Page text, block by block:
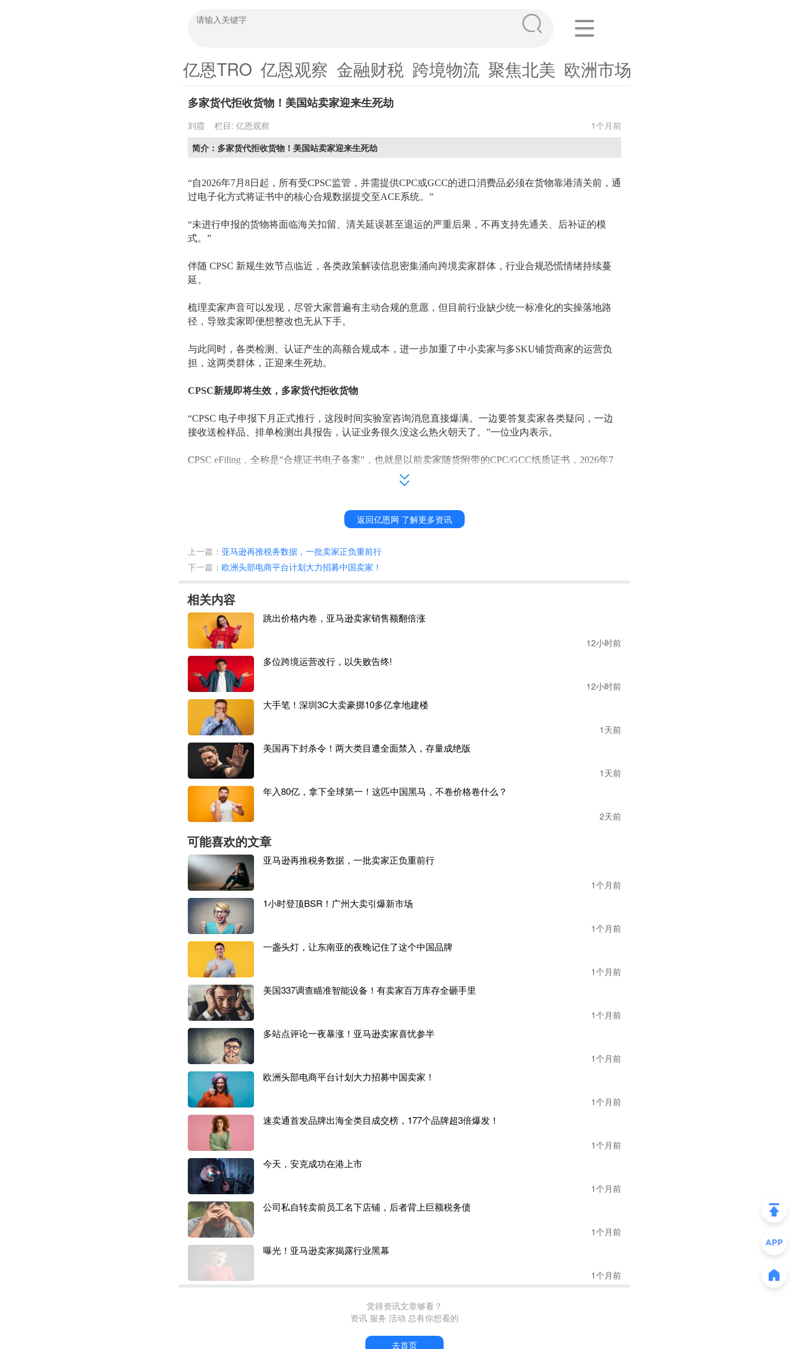
亿恩TRO 亿恩观察 金融财税 跨境物流 聚焦北美 欧洲市场
多家货代拒收货物！美国站卖家迎来生死劫
刘霞 栏目: 亿恩观察
1个月前
简介：多家货代拒收货物！美国站卖家迎来生死劫
“自2026年7月8日起，所有受CPSC监管，并需提供CPC或GCC的进口消费品必须在货物靠港清关前，通
过电子化方式将证书中的核心合规数据提交至ACE系统。”
“未进行申报的货物将面临海关扣留、清关延误甚至退运的严重后果，不再支持先通关、后补证的模
式。”
伴随 CPSC 新规生效节点临近，各类政策解读信息密集涌向跨境卖家群体，行业合规恐慌情绪持续蔓
延。
梳理卖家声音可以发现，尽管大家普遍有主动合规的意愿，但目前行业缺少统一标准化的实操落地路
径，导致卖家即便想整改也无从下手。
与此同时，各类检测、认证产生的高额合规成本，进一步加重了中小卖家与多SKU铺货商家的运营负
担，这两类群体，正迎来生死劫。
CPSC新规即将生效，多家货代拒收货物
“CPSC 电子申报下月正式推行，这段时间实验室咨询消息直接爆满。一边要答复卖家各类疑问，一边
接收送检样品、排单检测出具报告，认证业务很久没这么热火朝天了。”一位业内表示。
CPSC eFiling，全称是"合规证书电子备案"，也就是以前卖家随货附带的CPC/GCC纸质证书，2026年7
月8日 以后必须变成结构化电子数据，通过美国海关ACE系统提前提交，系统自动校验通过后才能清
“并非所有进口商品都需完成 eFiling 电子申报，仅需要出具 CPC 或 GCC 合规证书的产品才受约束。”
这位业内提醒道，卖家可对照官方发布的约 600 项 HS 编码初步自查，也能登录 CPSC 官网精准判定品
产品类别：
儿童家具类：儿童床、儿童桌椅、儿童衣柜等。
儿童电子产品类：儿童智能玩具、儿童电子手表等。
儿童服饰类：儿童服装、鞋子、帽子、内衣、睡衣、围巾、手套等。
儿童玩具类：毛绒玩具、益智玩具、积木、遥控玩具、拼图、弹射玩具等。
婴童用品类：婴儿奶瓶、安抚奶嘴、婴儿床、学步车、儿童餐具、婴儿推车、安全座等。
GCC 认证适用产品类别（12 岁以上成人通用消费品，CPSC 官方管控品类）
家居类：床垫、地毯、双层床、成人家具、干墙、金属烛芯等。
服装类：成人服装、鞋类、家纺、窗帘、乙烯基薄膜等。
包装类：防儿童开启包装、油漆
工具类：电动割草机、便携式气体容器、多用途打火机、泳池滑梯等。
电池/电子类：锂电池、纽扣电池、便携式电源、充电器、非儿童电子设备等。
“儿童玩具/产品需要卖家自己提供IOR和Bond，走自税单票单清渠道;如果是GCC类产品(成人服装类)，
只需要提供材料，由货代进行eFiling电子备案。”货代小张表示，7 月 8 日 CPSC eFiling 正式落地后，C
PC 证书标注的进口商、CPSC 线上申报注册主体、实际清关 IOR 记录进口商，三方主体名称、地址等
信息需100%匹配。
若出现主体信息错位，
时面临退运与高额行政罚款。
据知情人士透露，
CPSC扣留货物时长预计可达 45–60 天；滞港费单柜每日 $150–$300，滞留两个月仅
柜租成本就数万美金。
“受新政影响，不少货代发布通知暂缓承接儿童类货品，童装、儿童玩具两大品类拒收情况尤为普遍，
儿童品类卖家承压加剧。”多位卖家观察发现，近期很多货代都不收CPSC波及的货物了。不管是货代还
是卖家，眼下都在为此承受不小压力。
小张当前已全面拒收需 CPC 认证的儿童产品，因为现阶段业内均无法预判7月新政落地后美国海关的实
际查验执行尺度。
“GCC 品类虽然更安全一些，但服饰类GCC接单量同样很少。但凡柜内夹带 CPC 儿童货，风险极高；
纯 GCC 普通货相对稳妥。”
小张表示，正是因为
CPC进口商≠清关IOR，7月8日后ACE系统会直接拦截扣货。
因此，很多货代同行都不愿意冒这个风险，而是处于观望状态，想等到新规正式落地后，再做安排。
“加之大量此前办理的空壳 Bond 近期集中失效，种种迹象预示，新规落地后美国海关或将开启大范围
严查。”小张补充表示，现阶段直接拒收 CPSC 监管品类，是货代规避风险最稳妥的方式了。
据业内消息，即便部分货代仍正常收货，针对儿童产品等高风险品类也大幅抬高准入门槛：要求卖家自
备 IOR 与 Bond 资质，且不再承接双清包税渠道。
此次 CPSC 新政对传统双清包税模式可以说是冲击巨大。
只能被动观望！新政风险压身，大批卖家疑问扎堆
和货代一样，众多卖家同样处于观望状态。
“不用怕，美国人虚张声势，没有执行力的。”一位卖家认为，现阶段无需过度焦虑，只需在 7 月 8 日新
政落地前提前备好货物。7 月 8 日后海关查验力度、IOR 主体核查标准均存在不确定性，目前行业暂无
返回亿恩网 了解更多资讯
上一篇： 亚马逊再推税务数据，一批卖家正负重前行
下一篇： 欧洲头部电商平台计划大力招募中国卖家！
相关内容
跳出价格内卷，亚马逊卖家销售额翻倍涨
12小时前
多位跨境运营改行，以失败告终!
12小时前
大手笔！深圳3C大卖豪掷10多亿拿地建楼
1天前
美国再下封杀令！两大类目遭全面禁入，存量成绝版
1天前
年入80亿，拿下全球第一！这匹中国黑马，不卷价格卷什么？
2天前
可能喜欢的文章
亚马逊再推税务数据，一批卖家正负重前行
1个月前
1小时登顶BSR！广州大卖引爆新市场
1个月前
一盏头灯，让东南亚的夜晚记住了这个中国品牌
1个月前
美国337调查瞄准智能设备！有卖家百万库存全砸手里
1个月前
多站点评论一夜暴涨！亚马逊卖家喜忧参半
1个月前
欧洲头部电商平台计划大力招募中国卖家！
1个月前
速卖通首发品牌出海全类目成交榜，177个品牌超3倍爆发！
1个月前
今天，安克成功在港上市
1个月前
公司私自转卖前员工名下店铺，后者背上巨额税务债
1个月前
曝光！亚马逊卖家揭露行业黑幕
1个月前
觉得资讯文章够看？
资讯 服务 活动 总有你想看的
去首页